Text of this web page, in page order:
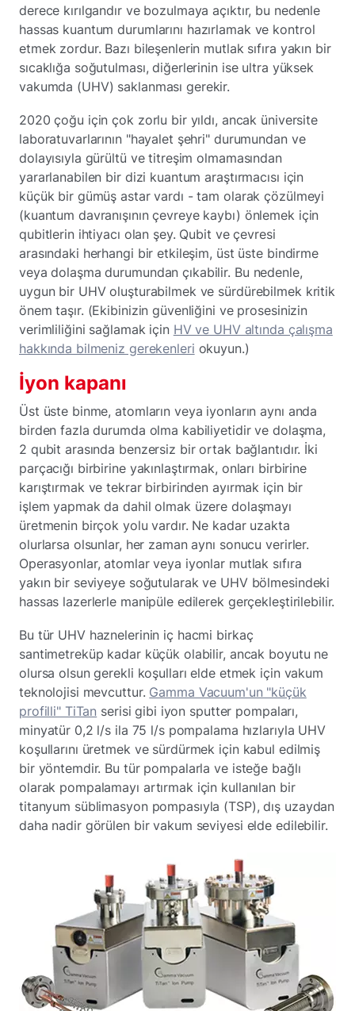
derece kırılgandır ve bozulmaya açıktır, bu nedenle
hassas kuantum durumlarını hazırlamak ve kontrol
etmek zordur. Bazı bileşenlerin mutlak sıfıra yakın bir
sıcaklığa soğutulması, diğerlerinin ise ultra yüksek
vakumda (UHV) saklanması gerekir.
2020 çoğu için çok zorlu bir yıldı, ancak üniversite
laboratuvarlarının "hayalet şehri" durumundan ve
dolayısıyla gürültü ve titreşim olmamasından
yararlanabilen bir dizi kuantum araştırmacısı için
küçük bir gümüş astar vardı - tam olarak çözülmeyi
(kuantum davranışının çevreye kaybı) önlemek için
qubitlerin ihtiyacı olan şey. Qubit ve çevresi
arasındaki herhangi bir etkileşim, üst üste bindirme
veya dolaşma durumundan çıkabilir. Bu nedenle,
uygun bir UHV oluşturabilmek ve sürdürebilmek kritik
önem taşır. (Ekibinizin güvenliğini ve prosesinizin
verimliliğini sağlamak için HV ve UHV altında çalışma
hakkında bilmeniz gerekenleri okuyun.)
İyon kapanı
Üst üste binme, atomların veya iyonların aynı anda
birden fazla durumda olma kabiliyetidir ve dolaşma,
2 qubit arasında benzersiz bir ortak bağlantıdır. İki
parçacığı birbirine yakınlaştırmak, onları birbirine
karıştırmak ve tekrar birbirinden ayırmak için bir
işlem yapmak da dahil olmak üzere dolaşmayı
üretmenin birçok yolu vardır. Ne kadar uzakta
olurlarsa olsunlar, her zaman aynı sonucu verirler.
Operasyonlar, atomlar veya iyonlar mutlak sıfıra
yakın bir seviyeye soğutularak ve UHV bölmesindeki
hassas lazerlerle manipüle edilerek gerçekleştirilebilir.
Bu tür UHV haznelerinin iç hacmi birkaç
santimetreküp kadar küçük olabilir, ancak boyutu ne
olursa olsun gerekli koşulları elde etmek için vakum
teknolojisi mevcuttur. Gamma Vacuum'un "küçük
profilli" TiTan serisi gibi iyon sputter pompaları,
minyatür 0,2 l/s ila 75 l/s pompalama hızlarıyla UHV
koşullarını üretmek ve sürdürmek için kabul edilmiş
bir yöntemdir. Bu tür pompalarla ve isteğe bağlı
olarak pompalamayı artırmak için kullanılan bir
titanyum süblimasyon pompasıyla (TSP), dış uzaydan
daha nadir görülen bir vakum seviyesi elde edilebilir.